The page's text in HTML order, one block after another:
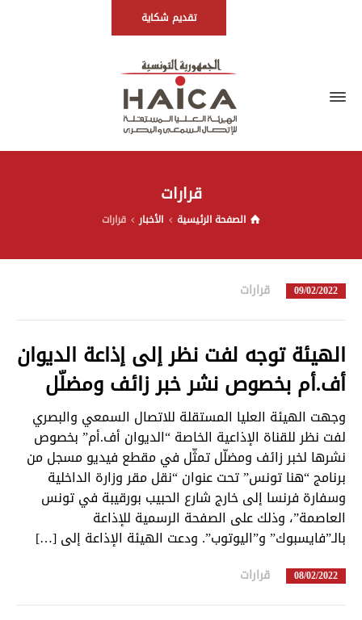
تقديم شكاية
قرارات
الصفحة الرئيسية الأخبار قرارات
09/02/2022 قرارات
الهيئة توجه لفت نظر إلى إذاعة الديوان
أف.أم بخصوص نشر خبر زائف ومضلّل
وجهت الهيئة العليا المستقلة للاتصال السمعي والبصري
لفت نظر للقناة الإذاعية الخاصة “الديوان أف.أم” بخصوص
نشرها لخبر زائف ومضلّل تمثّل في مقطع فيديو مسجل من
برنامج “هنا تونس” تحت عنوان “نقل مقر وزارة الداخلية
وسفارة فرنسا إلى خارج شارع الحبيب بورقيبة في تونس
العاصمة”، وذلك على الصفحة الرسمية للإذاعة
بالـ”فايسبوك” و”اليوتوب”. ودعت الهيئة الإذاعة إلى […]
08/02/2022 قرارات